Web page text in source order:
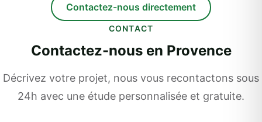
Contactez-nous directement
CONTACT
Contactez-nous en Provence
Décrivez votre projet, nous vous recontactons sous
24h avec une étude personnalisée et gratuite.